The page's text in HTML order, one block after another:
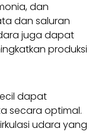
dan
dan saluran
juga dapat
produksi
dapat
secara optimal.
udara yang